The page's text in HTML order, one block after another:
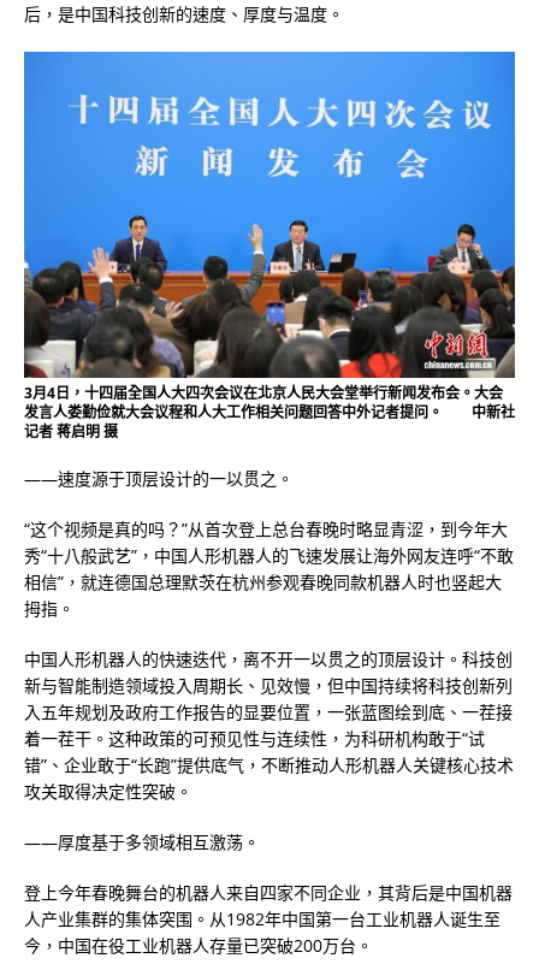
后，是中国科技创新的速度、厚度与温度。
3月4日，十四届全国人大四次会议在北京人民大会堂举行新闻发布会。大会
发言人娄勤俭就大会议程和人大工作相关问题回答中外记者提问。 中新社
记者 蒋启明 摄
——速度源于顶层设计的一以贯之。
“这个视频是真的吗？”从首次登上总台春晚时略显青涩，到今年大
秀“十八般武艺”，中国人形机器人的飞速发展让海外网友连呼“不敢
相信”，就连德国总理默茨在杭州参观春晚同款机器人时也竖起大
拇指。
中国人形机器人的快速迭代，离不开一以贯之的顶层设计。科技创
新与智能制造领域投入周期长、见效慢，但中国持续将科技创新列
入五年规划及政府工作报告的显要位置，一张蓝图绘到底、一茬接
着一茬干。这种政策的可预见性与连续性，为科研机构敢于“试
错”、企业敢于“长跑”提供底气，不断推动人形机器人关键核心技术
攻关取得决定性突破。
——厚度基于多领域相互激荡。
登上今年春晚舞台的机器人来自四家不同企业，其背后是中国机器
人产业集群的集体突围。从1982年中国第一台工业机器人诞生至
今，中国在役工业机器人存量已突破200万台。